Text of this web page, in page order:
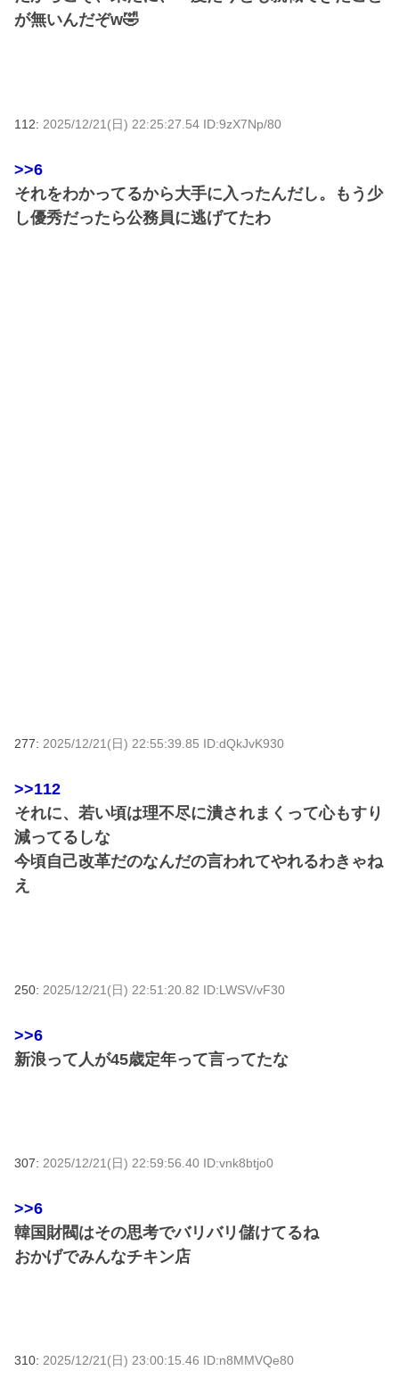
が無いんだぞw🤣
112: 2025/12/21(日) 22:25:27.54 ID:9zX7Np/80
>>6
それをわかってるから大手に入ったんだし。もう少
し優秀だったら公務員に逃げてたわ
277: 2025/12/21(日) 22:55:39.85 ID:dQkJvK930
>>112
それに、若い頃は理不尽に潰されまくって心もすり
減ってるしな
今頃自己改革だのなんだの言われてやれるわきゃね
え
250: 2025/12/21(日) 22:51:20.82 ID:LWSV/vF30
>>6
新浪って人が45歳定年って言ってたな
307: 2025/12/21(日) 22:59:56.40 ID:vnk8btjo0
>>6
韓国財閥はその思考でバリバリ儲けてるね
おかげでみんなチキン店
310: 2025/12/21(日) 23:00:15.46 ID:n8MMVQe80